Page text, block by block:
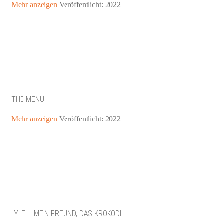
Mehr anzeigen Veröffentlicht: 2022
THE MENU
Mehr anzeigen Veröffentlicht: 2022
LYLE – MEIN FREUND, DAS KROKODIL